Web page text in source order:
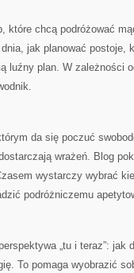
które chcą podróżować
jak planować postoje,
luźny plan. W zależności
da się poczuć
wrażeń. Blog
wystarczy wybrać
podróżniczemu
„tu i teraz”: jak
To pomaga wyobrazić